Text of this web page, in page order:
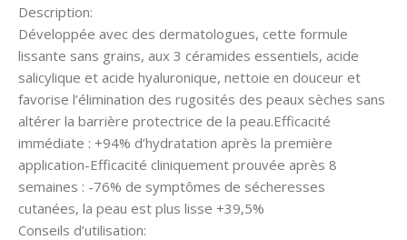
Description:
Développée avec des dermatologues, cette formule
lissante sans grains, aux 3 céramides essentiels, acide
salicylique et acide hyaluronique, nettoie en douceur et
favorise l’élimination des rugosités des peaux sèches sans
altérer la barrière protectrice de la peau.Efficacité
immédiate : +94% d’hydratation après la première
application-Efficacité cliniquement prouvée après 8
semaines : -76% de symptômes de sécheresses
cutanées, la peau est plus lisse +39,5%
Conseils d’utilisation: